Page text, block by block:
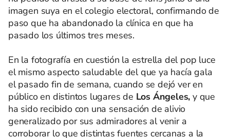
imagen suya en el colegio electoral, confirmando de
paso que ha abandonado la clínica en que ha
pasado los últimos tres meses.
En la fotografía en cuestión la estrella del pop luce
el mismo aspecto saludable del que ya hacía gala
el pasado fin de semana, cuando se dejó ver en
público en distintos lugares de Los Ángeles, y que
ha sido recibido con una sensación de alivio
generalizado por sus admiradores al venir a
corroborar lo que distintas fuentes cercanas a la